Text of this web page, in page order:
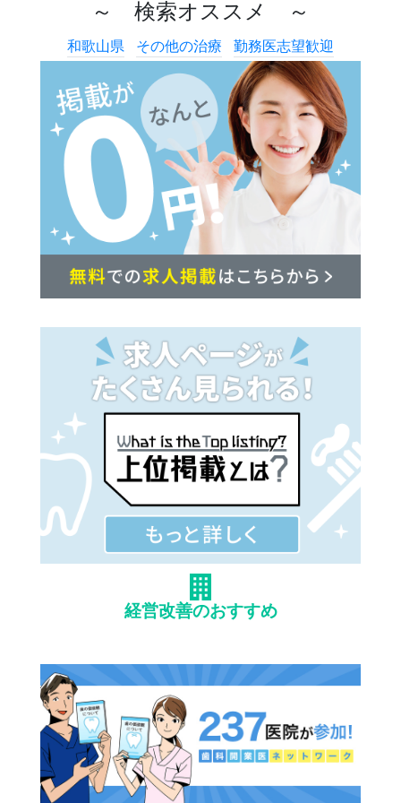
～ 検索オススメ ～
和歌山県 その他の治療 勤務医志望歓迎
経営改善のおすすめ